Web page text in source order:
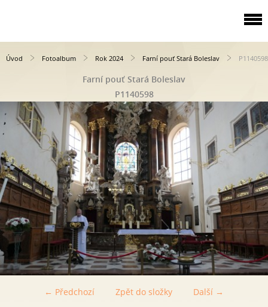
Úvod Fotoalbum Rok 2024 Farní pouť Stará Boleslav P1140598
Farní pouť Stará Boleslav
P1140598
← Předchozí Další →
Zpět do složky